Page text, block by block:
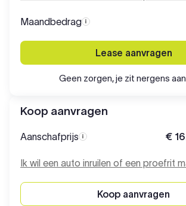
Maandbedrag Maandbedrag
Lease aanvragen
Geen zorgen, je zit nergens
Koop aanvragen
Aanschafprijs Aanschafprijs €
Ik wil een auto inruilen of een proefrit
Koop aanvragen